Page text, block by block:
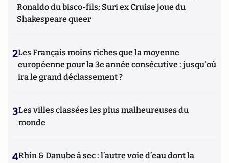
Ronaldo du bisco-fils; Suri ex Cruise joue du
Shakespeare queer
2Les Français moins riches que la moyenne
européenne pour la 3e année consécutive : jusqu'où
ira le grand déclassement ?
3Les villes classées les plus malheureuses du
monde
4Rhin & Danube à sec : l’autre voie d’eau dont la